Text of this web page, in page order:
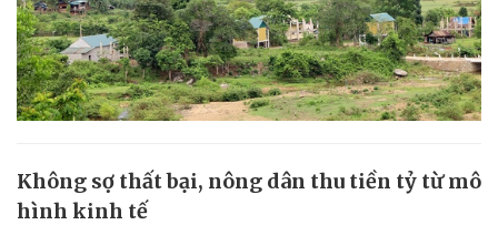
Không sợ thất bại, nông dân thu tiền tỷ từ mô
hình kinh tế